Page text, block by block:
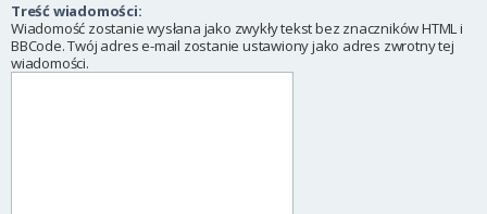
Treść wiadomości:
Wiadomość zostanie wysłana jako zwykły tekst bez znaczników HTML i
BBCode. Twój adres e-mail zostanie ustawiony jako adres zwrotny tej
wiadomości.